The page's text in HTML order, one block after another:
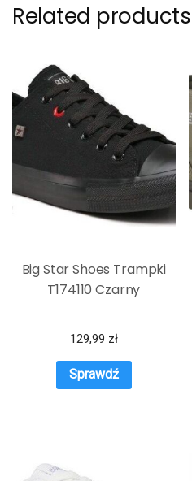
Related products
Big Star Shoes Trampki
T174110 Czarny
129,99 zł
Sprawdź